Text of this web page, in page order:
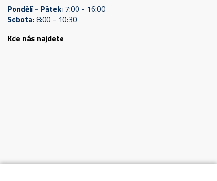
Pondělí - Pátek: 7:00 - 16:00
Sobota:8:00 - 10:30
Kde nás najdete